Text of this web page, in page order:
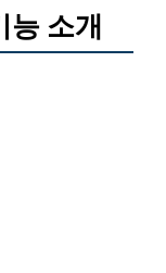
능 소개